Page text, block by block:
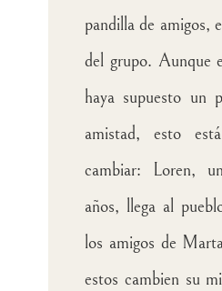
pandilla de amigos,
del grupo. Aunque
haya supuesto un
amistad, esto
cambiar: Loren,
años, llega al
los amigos de
estos cambien su